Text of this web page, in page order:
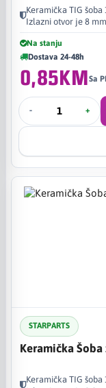
Keramička TIG šoba
Izlazni otvor je 8
Na stanju
Dostava 24-48h
0,85KMSa
- +
STARPARTS
Keramička Šoba
Keramička TIG šoba